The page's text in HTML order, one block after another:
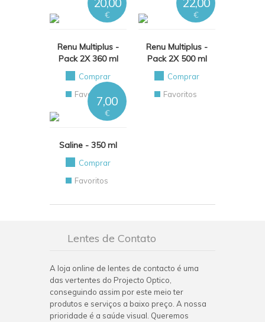
Renu Multiplus -
Pack 2X 360 ml
€
Comprar
Favoritos
Renu Multiplus -
Pack 2X 500 ml
€
Comprar
Favoritos
Saline - 350 ml
7,00
€
Comprar
Favoritos
Lentes de Contato
A loja online de lentes de contacto é uma
das vertentes do Projecto Optico,
conseguindo assim por este meio ter
produtos e serviços a baixo preço. A nossa
prioridade é a saúde visual. Queremos